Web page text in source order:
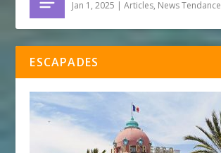
Jan 1, 2025 |Articles, News Tendance
ESCAPADES